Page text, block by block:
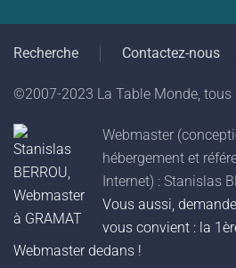
Recherche Contactez-nous
©2007-2023 La Table Monde, tous
Webmaster
hébergement et
Internet) : Stanislas
Vous aussi,
vous convient : la
Webmaster dedans !